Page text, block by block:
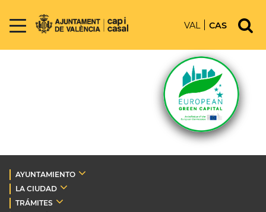
VAL CAS
AYUNTAMIENTO
LA CIUDAD
TRÁMITES